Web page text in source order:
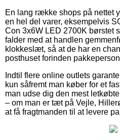
En lang række shops på nettet
en hel del varer, eksempelvis
Con 3x6W LED 2700K børstet
falder med at handlen
klokkeslæt, så at de har en
posthuset forinden
Indtil flere online outlets
kun såfremt man køber for et
man udse dig den mest
– om man er tæt på Vejle,
at få fragtmanden til at levere